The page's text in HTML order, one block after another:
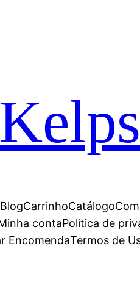
BlogCarrinhoCatálogo
contaPolítica de
EncomendaTermos de